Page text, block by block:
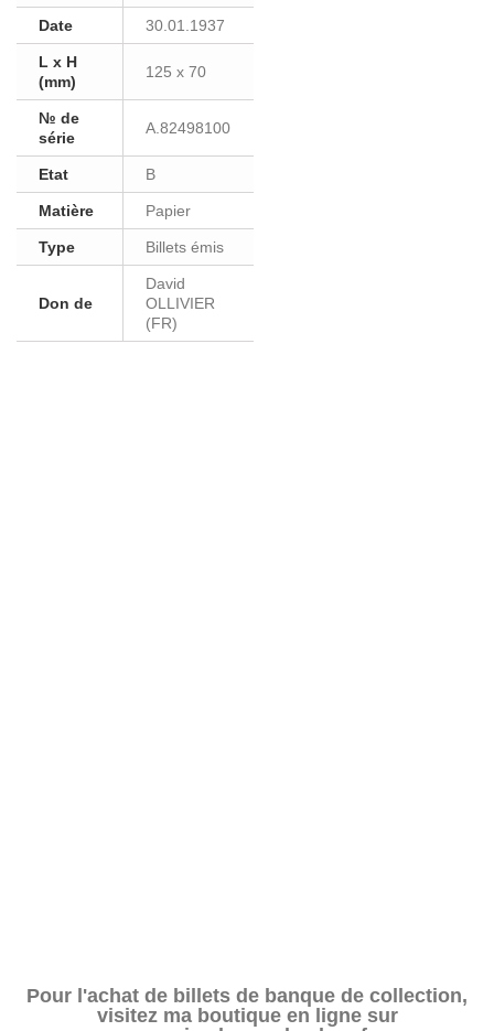
Date 30.01.1937
L x H
(mm)
125 x 70
№ de
série
A.82498100
Etat B
Matière Papier
Type Billets émis
Don de
David
OLLIVIER
(FR)
Pour l'achat de billets de banque de collection,
visitez ma boutique en ligne sur